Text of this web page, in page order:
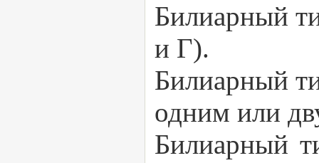
Билиарный
и Г).
Билиарный
одним или
Билиарный